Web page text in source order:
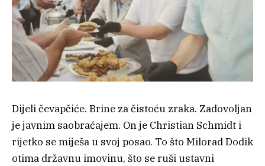
Dijeli čevapčiće. Brine za čistoću zraka. Zadovoljan
je javnim saobraćajem. On je Christian Schmidt i
rijetko se miješa u svoj posao. To što Milorad Dodik
otima državnu imovinu, što se ruši ustavni